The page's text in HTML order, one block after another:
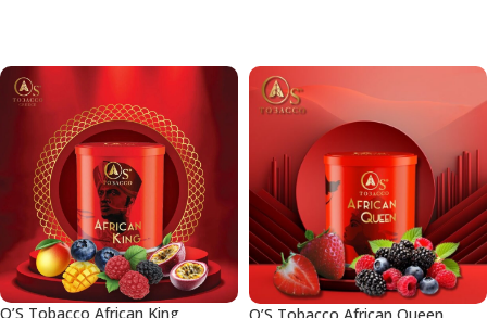
O’S Tobacco African King